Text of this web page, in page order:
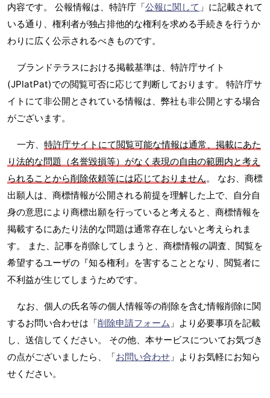
内容です。 公報情報は、特許庁「公報に関して 」に記載されて
いる通り、権利者が独占排他的な権利を求める手続きを行うか
わりに広く公示されるべきものです。
ブランドテラスにおける掲載基準は、特許庁サイト
(JPlatPat)での閲覧可否に応じて判断しております。 特許庁サ
イトにて非公開とされている情報は、弊社も非公開とする場合
がございます。
一方、 特許庁サイトにて閲覧可能な情報は通常、掲載にあた
り法的な問題（名誉毀損等）がなく表現の自由の範囲内と考え
られることから削除依頼等には応じておりません。 なお、商標
出願人は、商標情報が公開される前提を理解した上で、自分自
身の意思により商標出願を行っていると考えると、商標情報を
掲載するにあたり法的な問題は通常存在しないと考えられま
す。 また、記事を削除してしまうと、商標情報の調査、閲覧を
希望するユーザの『知る権利』を害することとなり、閲覧者に
不利益が生じてしまうためです。
なお、個人の氏名等の個人情報等の削除を含む情報削除に関
するお問い合わせは「削除申請フォーム 」より必要事項を記載
し、送信してください。 その他、本サービスについてお気づき
の点がございましたら、「お問い合わせ 」よりお気軽にお知ら
せください。